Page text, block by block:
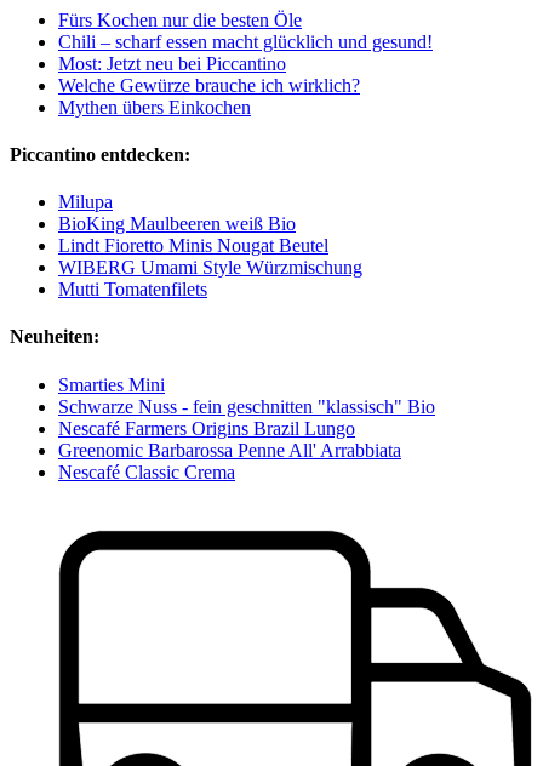
Fürs Kochen nur die besten Öle
Chili – scharf essen macht glücklich und gesund!
Most: Jetzt neu bei Piccantino
Welche Gewürze brauche ich wirklich?
Mythen übers Einkochen
Piccantino entdecken:
Milupa
BioKing Maulbeeren weiß Bio
Lindt Fioretto Minis Nougat Beutel
WIBERG Umami Style Würzmischung
Mutti Tomatenfilets
Neuheiten:
Smarties Mini
Schwarze Nuss - fein geschnitten "klassisch" Bio
Nescafé Farmers Origins Brazil Lungo
Greenomic Barbarossa Penne All' Arrabbiata
Nescafé Classic Crema